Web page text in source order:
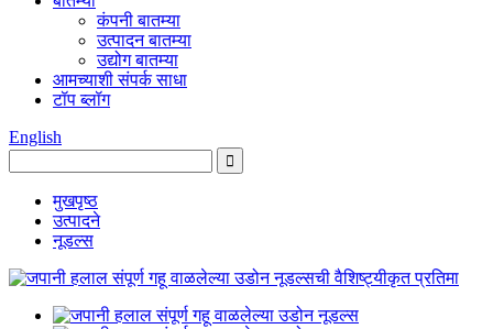
कंपनी बातम्या
उत्पादन बातम्या
उद्योग बातम्या
आमच्याशी संपर्क साधा
टॉप ब्लॉग
English
मुखपृष्ठ
उत्पादने
नूडल्स